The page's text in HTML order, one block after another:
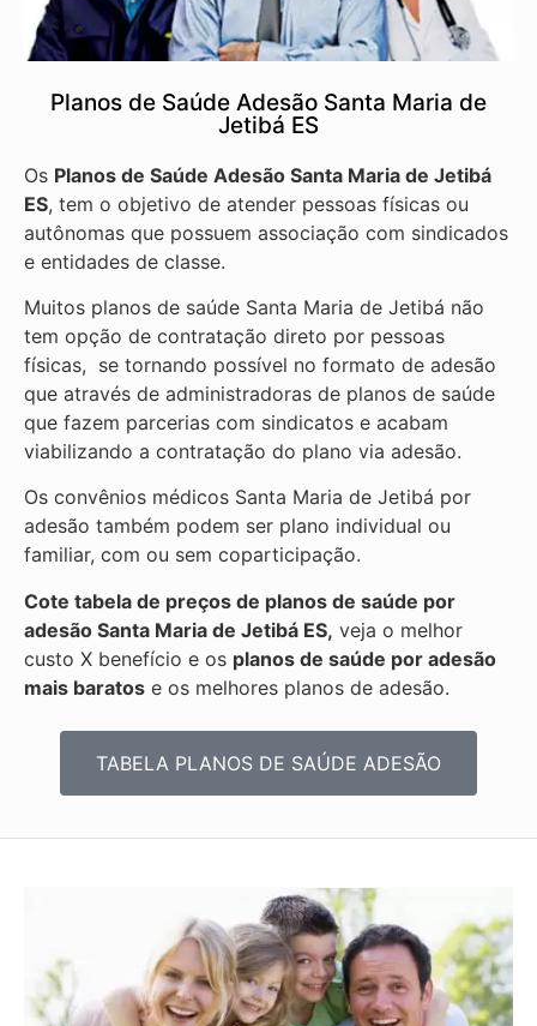
Planos de Saúde Adesão Santa Maria de
Jetibá ES
Os Planos de Saúde Adesão Santa Maria de Jetibá
ES, tem o objetivo de atender pessoas físicas ou
autônomas que possuem associação com sindicados
e entidades de classe.
Muitos planos de saúde Santa Maria de Jetibá não
tem opção de contratação direto por pessoas
físicas, se tornando possível no formato de adesão
que através de administradoras de planos de saúde
que fazem parcerias com sindicatos e acabam
viabilizando a contratação do plano via adesão.
Os convênios médicos Santa Maria de Jetibá por
adesão também podem ser plano individual ou
familiar, com ou sem coparticipação.
Cote tabela de preços de planos de saúde por
adesão Santa Maria de Jetibá ES, veja o melhor
custo X benefício e os planos de saúde por adesão
mais baratos e os melhores planos de adesão.
TABELA PLANOS DE SAÚDE ADESÃO